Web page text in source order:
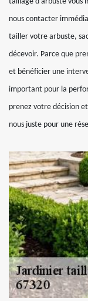
nous contacter
tailler votre arbuste,
décevoir. Parce que
et bénéficier une
important pour la
prenez votre décision
nous juste pour une